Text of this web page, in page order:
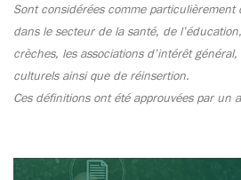
Sont considérées comme
dans le secteur de la santé, de
crèches, les associations d’intérêt
culturels ainsi que de réinsertion.
Ces définitions ont été approuvées par un